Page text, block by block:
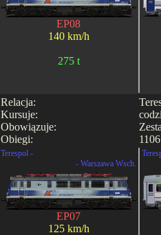
EP08
140 km/h
275 t
Relacja:
Kursuje:
Obowiązuje:
Obiegi:
Terespol -
- Warszawa Wsch.
EP07
125 km/h